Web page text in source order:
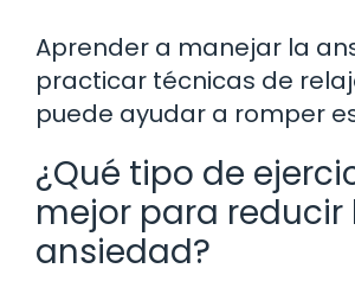
Aprender a manejar la
practicar técnicas de
puede ayudar a romper
¿Qué tipo de
mejor para reducir
ansiedad?